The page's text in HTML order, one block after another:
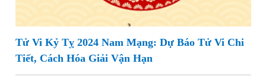
Tử Vi Kỷ Tỵ 2024 Nam Mạng: Dự Báo Tử Vi Chi
Tiết, Cách Hóa Giải Vận Hạn